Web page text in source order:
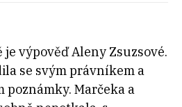
je výpověď Aleny Zsuzsové.
se svým právníkem a
poznámky. Marčeka a